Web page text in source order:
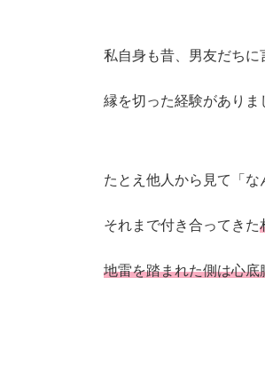
私自身も昔、男友だちに
縁を切った経験がありま
たとえ他人から見て「な
それまで付き合ってきた
地雷を踏まれた側は心底